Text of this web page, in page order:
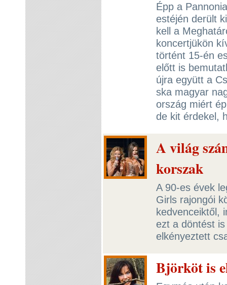
Épp a
estéjén derült
kell a
koncertjükön
történt 15-én
előtt is
újra együtt a
ska magyar
ország miért
de kit érdekel,
A világ
korszak
A 90-es évek
Girls rajongói
kedvenceiktől,
ezt a döntést
elkényeztett
Björköt is